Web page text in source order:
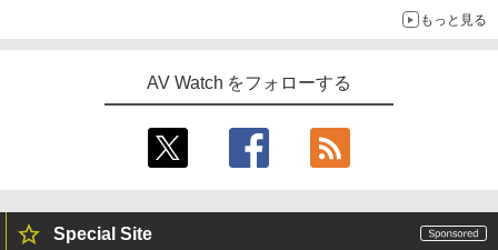
もっと見る
AV Watch をフォローする
Special Site